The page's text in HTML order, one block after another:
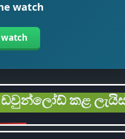
watch
watch
ඩවුන්ලෝඩ් කළ